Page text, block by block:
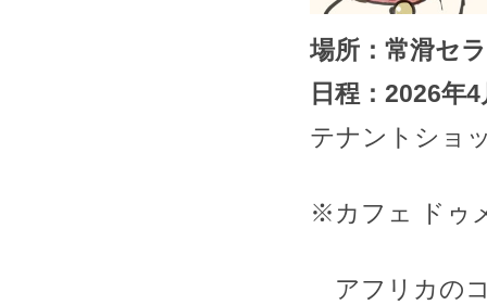
場所：常滑セ
日程：2026年
テナントショ
※カフェ ドゥ
アフリカの